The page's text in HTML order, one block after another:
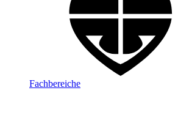
Fachbereiche